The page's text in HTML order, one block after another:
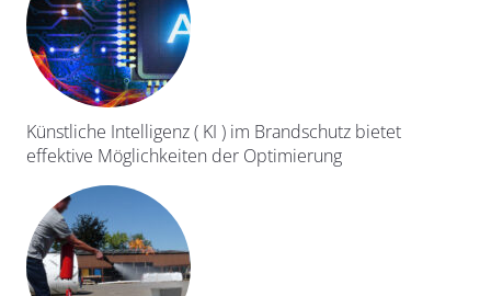
Künstliche Intelligenz ( KI ) im Brandschutz bietet
effektive Möglichkeiten der Optimierung